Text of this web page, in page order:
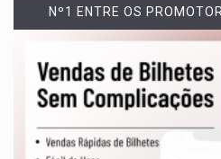
Nº1 ENTRE OS